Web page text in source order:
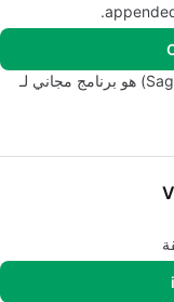
معدّل الرسوم البيانية (لبرنامج SageOne Accounting) هو برنامج مجاني لـ